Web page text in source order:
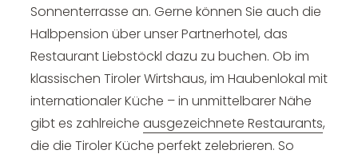
Sonnenterrasse an. Gerne können Sie auch die
Halbpension über unser Partnerhotel, das
Restaurant Liebstöckl dazu zu buchen. Ob im
klassischen Tiroler Wirtshaus, im Haubenlokal mit
internationaler Küche – in unmittelbarer Nähe
gibt es zahlreiche ausgezeichnete Restaurants,
die die Tiroler Küche perfekt zelebrieren. So